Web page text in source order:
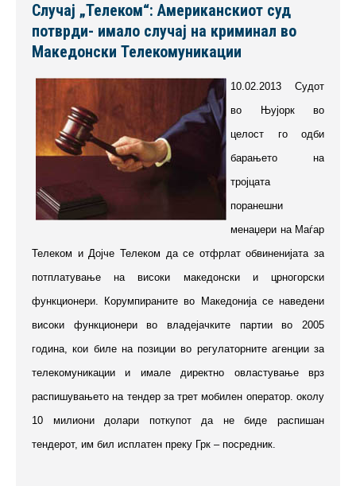
Случај „Телеком“: Американскиот суд
потврди- имало случај на криминал во
Македонски Телекомуникации
10.02.2013 Судот
во Њујорк во
целост го одби
барањето на
тројцата
поранешни
менаџери на Маѓар
Телеком и Дојче Телеком да се отфрлат обвиненијата за
потплатување на високи македонски и црногорски
функционери. Корумпираните во Македонија се наведени
високи функционери во владејачките партии во 2005
година, кои биле на позиции во регулаторните агенции за
телекомуникации и имале директно овластување врз
распишувањето на тендер за трет мобилен оператор. околу
10 милиони долари поткупот да не биде распишан
тендерот, им бил исплатен преку Грк – посредник.